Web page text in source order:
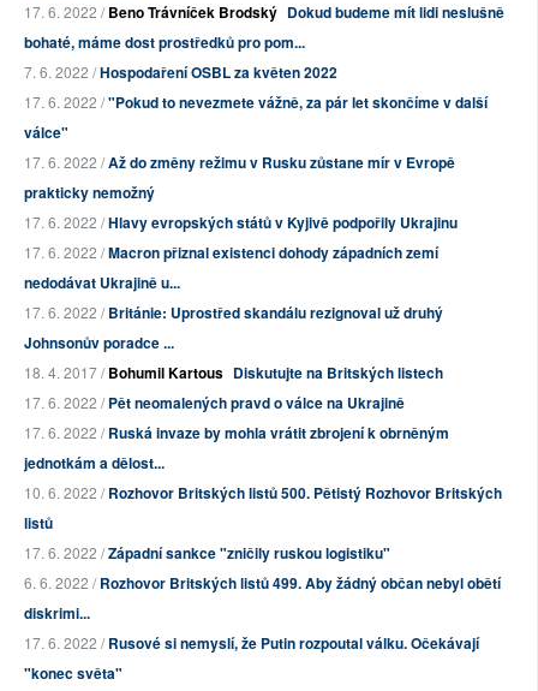
17. 6. 2022 /Beno Trávníček Brodský Dokud budeme mít lidi neslušně
bohaté, máme dost prostředků pro pom...
7. 6. 2022 /Hospodaření OSBL za květen 2022
17. 6. 2022 /"Pokud to nevezmete vážně, za pár let skončíme v další
válce"
17. 6. 2022 /Až do změny režimu v Rusku zůstane mír v Evropě
prakticky nemožný
17. 6. 2022 /Hlavy evropských států v Kyjivě podpořily Ukrajinu
17. 6. 2022 /Macron přiznal existenci dohody západních zemí
nedodávat Ukrajině u...
17. 6. 2022 /Británie: Uprostřed skandálu rezignoval už druhý
Johnsonův poradce ...
18. 4. 2017 /Bohumil Kartous Diskutujte na Britských listech
17. 6. 2022 /Pět neomalených pravd o válce na Ukrajině
17. 6. 2022 /Ruská invaze by mohla vrátit zbrojení k obrněným
jednotkám a dělost...
10. 6. 2022 /Rozhovor Britských listů 500. Pětistý Rozhovor Britských
listů
17. 6. 2022 /Západní sankce "zničily ruskou logistiku"
6. 6. 2022 /Rozhovor Britských listů 499. Aby žádný občan nebyl obětí
diskrimi...
17. 6. 2022 /Rusové si nemyslí, že Putin rozpoutal válku. Očekávají
"konec světa"